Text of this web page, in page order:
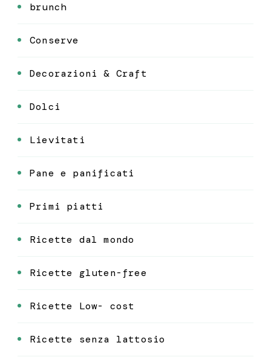
brunch
Conserve
Decorazioni & Craft
Dolci
Lievitati
Pane e panificati
Primi piatti
Ricette dal mondo
Ricette gluten-free
Ricette Low- cost
Ricette senza lattosio